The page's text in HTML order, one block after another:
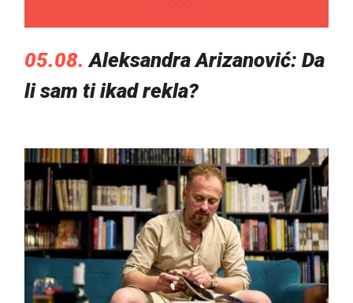
05.08. Aleksandra Arizanović: Da
li sam ti ikad rekla?